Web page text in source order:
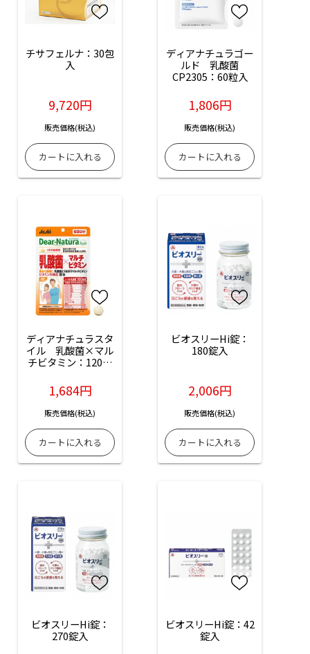
チサフェルナ：30包
入
9,720円
販売価格(税込)
ディアナチュラゴー
ルド　乳酸菌
CP2305：60粒入
1,806円
販売価格(税込)
ディアナチュラスタ
イル　乳酸菌×マル
チビタミン：120粒
1,684円
販売価格(税込)
ビオスリーHi錠：
180錠入
2,006円
販売価格(税込)
ビオスリーHi錠：
270錠入
ビオスリーHi錠：42
錠入